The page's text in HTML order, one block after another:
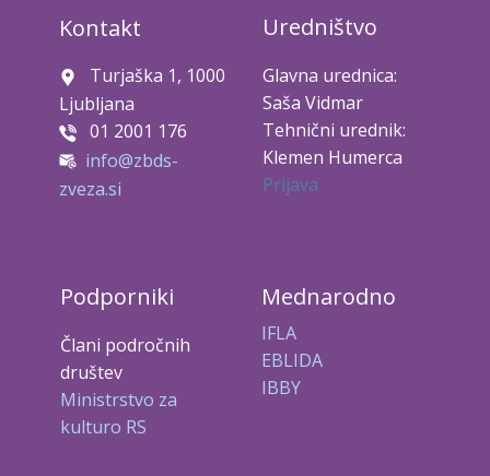
Kontakt
Turjaška 1, 1000
Ljubljana
01 2001 176
info@zbds-
zveza.si
Uredništvo
Glavna urednica:
Saša Vidmar
Tehnični urednik:
Klemen Humerca
Prijava
Podporniki
Člani področnih
društev
Ministrstvo za
kulturo RS
Mednarodno
IFLA
EBLIDA
IBBY